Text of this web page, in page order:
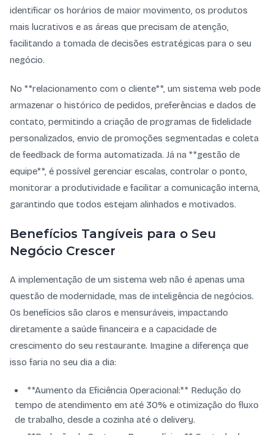
identificar os horários de maior movimento, os produtos
mais lucrativos e as áreas que precisam de atenção,
facilitando a tomada de decisões estratégicas para o seu
negócio.
No **relacionamento com o cliente**, um sistema web pode
armazenar o histórico de pedidos, preferências e dados de
contato, permitindo a criação de programas de fidelidade
personalizados, envio de promoções segmentadas e coleta
de feedback de forma automatizada. Já na **gestão de
equipe**, é possível gerenciar escalas, controlar o ponto,
monitorar a produtividade e facilitar a comunicação interna,
garantindo que todos estejam alinhados e motivados.
Benefícios Tangíveis para o Seu
Negócio Crescer
A implementação de um sistema web não é apenas uma
questão de modernidade, mas de inteligência de negócios.
Os benefícios são claros e mensuráveis, impactando
diretamente a saúde financeira e a capacidade de
crescimento do seu restaurante. Imagine a diferença que
isso faria no seu dia a dia:
**Aumento da Eficiência Operacional:** Redução do
tempo de atendimento em até 30% e otimização do fluxo
de trabalho, desde a cozinha até o delivery.